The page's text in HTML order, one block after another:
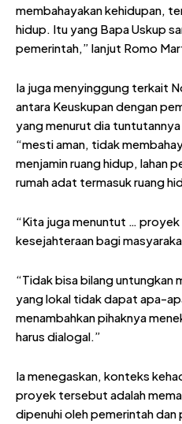
membahayakan kehidupan,
hidup. Itu yang Bapa Uskup
pemerintah,” lanjut Romo
Ia juga menyinggung terkait
antara Keuskupan dengan
yang menurut dia
“mesti aman, tidak
menjamin ruang hidup, lahan
rumah adat termasuk ruang
“Kita juga menuntut …
kesejahteraan bagi
“Tidak bisa bilang untungkan
yang lokal tidak dapat apa-
menambahkan pihaknya
harus dialogal.”
Ia menegaskan, konteks
proyek tersebut adalah
dipenuhi oleh pemerintah dan